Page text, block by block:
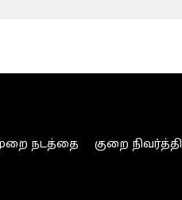
நடத்தை குறை நிவர்த்தி